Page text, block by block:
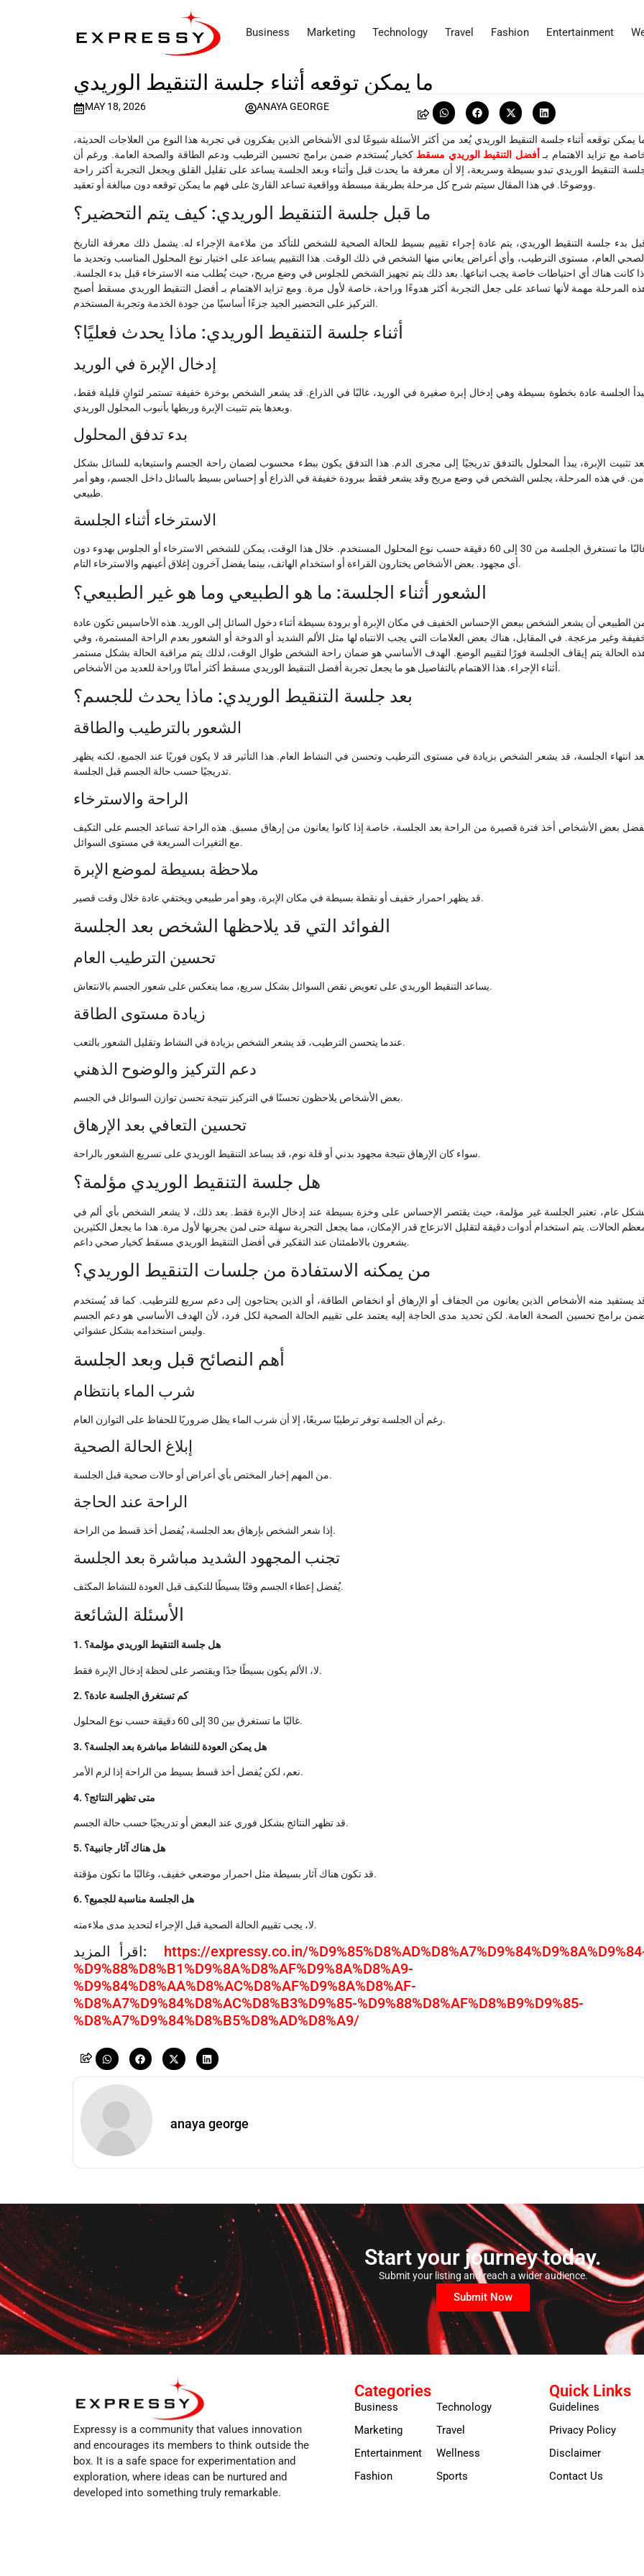
Business Marketing Technology Travel Fashion Entertainment
ما يمكن توقعه أثناء جلسة التنقيط الوريدي
MAY 18, 2026 ANAYA GEORGE
يمكن توقعه أثناء جلسة التنقيط الوريدي يُعد من أكثر الأسئلة شيوعًا لدى الأشخاص الذين يفكرون في تجربة هذا النوع من العلاجات الحديثة،
مع تزايد الاهتمام بـ أفضل التنقيط الوريدي مسقط كخيار يُستخدم ضمن برامج تحسين الترطيب ودعم الطاقة والصحة العامة. ورغم أن
التنقيط الوريدي تبدو بسيطة وسريعة، إلا أن معرفة ما يحدث قبل وأثناء وبعد الجلسة يساعد على تقليل القلق ويجعل التجربة أكثر راحة
ووضوحًا. في هذا المقال سيتم شرح كل مرحلة بطريقة مبسطة وواقعية تساعد القارئ على فهم ما يمكن توقعه دون مبالغة أو تعقيد.
ما قبل جلسة التنقيط الوريدي: كيف يتم التحضير؟
بدء جلسة التنقيط الوريدي، يتم عادة إجراء تقييم بسيط للحالة الصحية للشخص للتأكد من ملاءمة الإجراء له. يشمل ذلك معرفة التاريخ
العام، مستوى الترطيب، وأي أعراض يعاني منها الشخص في ذلك الوقت. هذا التقييم يساعد على اختيار نوع المحلول المناسب وتحديد ما
كانت هناك أي احتياطات خاصة يجب اتباعها. بعد ذلك يتم تجهيز الشخص للجلوس في وضع مريح، حيث يُطلب منه الاسترخاء قبل بدء الجلسة.
المرحلة مهمة لأنها تساعد على جعل التجربة أكثر هدوءًا وراحة، خاصة لأول مرة. ومع تزايد الاهتمام بـ أفضل التنقيط الوريدي مسقط أصبح
التركيز على التحضير الجيد جزءًا أساسيًا من جودة الخدمة وتجربة المستخدم.
أثناء جلسة التنقيط الوريدي: ماذا يحدث فعليًا؟
إدخال الإبرة في الوريد
الجلسة عادة بخطوة بسيطة وهي إدخال إبرة صغيرة في الوريد، غالبًا في الذراع. قد يشعر الشخص بوخزة خفيفة تستمر لثوانٍ قليلة فقط،
وبعدها يتم تثبيت الإبرة وربطها بأنبوب المحلول الوريدي.
بدء تدفق المحلول
تثبيت الإبرة، يبدأ المحلول بالتدفق تدريجيًا إلى مجرى الدم. هذا التدفق يكون ببطء محسوب لضمان راحة الجسم واستيعابه للسائل بشكل
في هذه المرحلة، يجلس الشخص في وضع مريح وقد يشعر فقط ببرودة خفيفة في الذراع أو إحساس بسيط بالسائل داخل الجسم، وهو أمر
طبيعي.
الاسترخاء أثناء الجلسة
غالبًا ما تستغرق الجلسة من 30 إلى 60 دقيقة حسب نوع المحلول المستخدم. خلال هذا الوقت، يمكن للشخص الاسترخاء أو الجلوس بهدوء دون
أي مجهود. بعض الأشخاص يختارون القراءة أو استخدام الهاتف، بينما يفضل آخرون إغلاق أعينهم والاسترخاء التام.
الشعور أثناء الجلسة: ما هو الطبيعي وما هو غير الطبيعي؟
الطبيعي أن يشعر الشخص ببعض الإحساس الخفيف في مكان الإبرة أو برودة بسيطة أثناء دخول السائل إلى الوريد. هذه الأحاسيس تكون عادة
وغير مزعجة. في المقابل، هناك بعض العلامات التي يجب الانتباه لها مثل الألم الشديد أو الدوخة أو الشعور بعدم الراحة المستمرة، وفي
الحالة يتم إيقاف الجلسة فورًا لتقييم الوضع. الهدف الأساسي هو ضمان راحة الشخص طوال الوقت، لذلك يتم مراقبة الحالة بشكل مستمر
أثناء الإجراء. هذا الاهتمام بالتفاصيل هو ما يجعل تجربة أفضل التنقيط الوريدي مسقط أكثر أمانًا وراحة للعديد من الأشخاص.
بعد جلسة التنقيط الوريدي: ماذا يحدث للجسم؟
الشعور بالترطيب والطاقة
انتهاء الجلسة، قد يشعر الشخص بزيادة في مستوى الترطيب وتحسن في النشاط العام. هذا التأثير قد لا يكون فوريًا عند الجميع، لكنه يظهر
تدريجيًا حسب حالة الجسم قبل الجلسة.
الراحة والاسترخاء
بعض الأشخاص أخذ فترة قصيرة من الراحة بعد الجلسة، خاصة إذا كانوا يعانون من إرهاق مسبق. هذه الراحة تساعد الجسم على التكيف
مع التغيرات السريعة في مستوى السوائل.
ملاحظة بسيطة لموضع الإبرة
قد يظهر احمرار خفيف أو نقطة بسيطة في مكان الإبرة، وهو أمر طبيعي ويختفي عادة خلال وقت قصير.
الفوائد التي قد يلاحظها الشخص بعد الجلسة
تحسين الترطيب العام
يساعد التنقيط الوريدي على تعويض نقص السوائل بشكل سريع، مما ينعكس على شعور الجسم بالانتعاش.
زيادة مستوى الطاقة
عندما يتحسن الترطيب، قد يشعر الشخص بزيادة في النشاط وتقليل الشعور بالتعب.
دعم التركيز والوضوح الذهني
بعض الأشخاص يلاحظون تحسنًا في التركيز نتيجة تحسن توازن السوائل في الجسم.
تحسين التعافي بعد الإرهاق
سواء كان الإرهاق نتيجة مجهود بدني أو قلة نوم، قد يساعد التنقيط الوريدي على تسريع الشعور بالراحة.
هل جلسة التنقيط الوريدي مؤلمة؟
عام، تعتبر الجلسة غير مؤلمة، حيث يقتصر الإحساس على وخزة بسيطة عند إدخال الإبرة فقط. بعد ذلك، لا يشعر الشخص بأي ألم في
الحالات. يتم استخدام أدوات دقيقة لتقليل الانزعاج قدر الإمكان، مما يجعل التجربة سهلة حتى لمن يجربها لأول مرة. هذا ما يجعل الكثيرين
يشعرون بالاطمئنان عند التفكير في أفضل التنقيط الوريدي مسقط كخيار صحي داعم.
من يمكنه الاستفادة من جلسات التنقيط الوريدي؟
يستفيد منه الأشخاص الذين يعانون من الجفاف أو الإرهاق أو انخفاض الطاقة، أو الذين يحتاجون إلى دعم سريع للترطيب. كما قد يُستخدم
برامج تحسين الصحة العامة. لكن تحديد مدى الحاجة إليه يعتمد على تقييم الحالة الصحية لكل فرد، لأن الهدف الأساسي هو دعم الجسم
وليس استخدامه بشكل عشوائي.
أهم النصائح قبل وبعد الجلسة
شرب الماء بانتظام
رغم أن الجلسة توفر ترطيبًا سريعًا، إلا أن شرب الماء يظل ضروريًا للحفاظ على التوازن العام.
إبلاغ الحالة الصحية
من المهم إخبار المختص بأي أعراض أو حالات صحية قبل الجلسة.
الراحة عند الحاجة
إذا شعر الشخص بإرهاق بعد الجلسة، يُفضل أخذ قسط من الراحة.
تجنب المجهود الشديد مباشرة بعد الجلسة
يُفضل إعطاء الجسم وقتًا بسيطًا للتكيف قبل العودة للنشاط المكثف.
الأسئلة الشائعة
1. هل جلسة التنقيط الوريدي مؤلمة؟
لا، الألم يكون بسيطًا جدًا ويقتصر على لحظة إدخال الإبرة فقط.
2. كم تستغرق الجلسة عادة؟
غالبًا ما تستغرق بين 30 إلى 60 دقيقة حسب نوع المحلول.
3. هل يمكن العودة للنشاط مباشرة بعد الجلسة؟
نعم، لكن يُفضل أخذ قسط بسيط من الراحة إذا لزم الأمر.
4. متى تظهر النتائج؟
قد تظهر النتائج بشكل فوري عند البعض أو تدريجيًا حسب حالة الجسم.
5. هل هناك آثار جانبية؟
قد تكون هناك آثار بسيطة مثل احمرار موضعي خفيف، وغالبًا ما تكون مؤقتة.
6. هل الجلسة مناسبة للجميع؟
لا، يجب تقييم الحالة الصحية قبل الإجراء لتحديد مدى ملاءمته.
اقرأ المزيد: https://expressy.co.in/
%D9%88%D8%B1%D9%8A%D8%AF%D9%8A%D8%A9-
%D9%84%D8%AA%D8%AC%D8%AF%D9%8A%D8%AF-
%D8%A7%D9%84%D8%AC%D8%B3%D9%85-%D9%88%D8%AF%D8%B9%D9%85-
%D8%A7%D9%84%D8%B5%D8%AD%D8%A9/
anaya george
Start your journey today.
Submit your listing and reach a wider audience.
Submit Now
Expressy is a community that values innovation
and encourages its members to think outside the
box. It is a safe space for experimentation and
exploration, where ideas can be nurtured and
developed into something truly remarkable.
Categories
Business
Marketing
Entertainment
Fashion
Technology
Travel
Wellness
Sports
Quick Links
Guidelines
Privacy Policy
Disclaimer
Contact Us